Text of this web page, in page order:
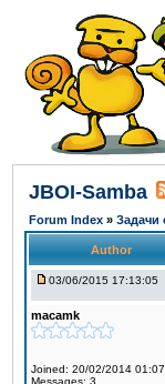
JBOI-Samba
Forum Index » Задачи
Author
03/06/2015 17:13:05
macamk
Joined: 20/02/2014
Messages: 3